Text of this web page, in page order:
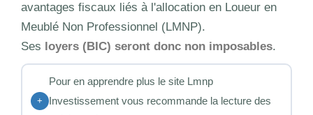
avantages fiscaux liés à l'allocation en Loueur en
Meublé Non Professionnel (LMNP).
Ses loyers (BIC) seront donc non imposables.
+
Pour en apprendre plus le site Lmnp
Investissement vous recommande la lecture des